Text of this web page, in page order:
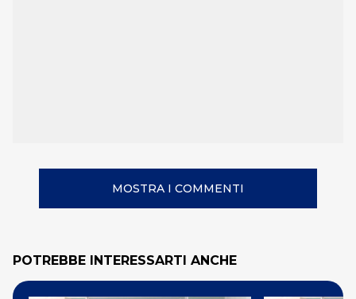
MOSTRA I COMMENTI
POTREBBE INTERESSARTI ANCHE